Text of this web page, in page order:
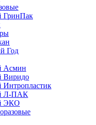
ГринПак
Год
Асмин
Виридо
Л-ПАК
ЭКО